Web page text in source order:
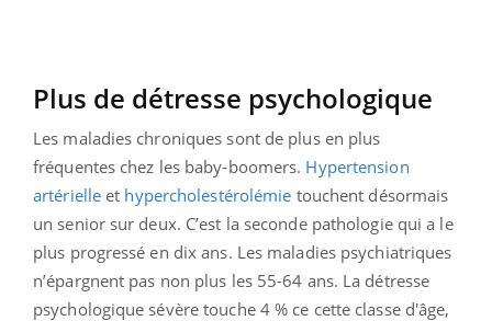
Plus de détresse psychologique
Les maladies chroniques sont de plus en plus
fréquentes chez les baby-boomers. Hypertension
artérielle et hypercholestérolémie touchent désormais
un senior sur deux. C’est la seconde pathologie qui a le
plus progressé en dix ans. Les maladies psychiatriques
n’épargnent pas non plus les 55-64 ans. La détresse
psychologique sévère touche 4 % ce cette classe d'âge,